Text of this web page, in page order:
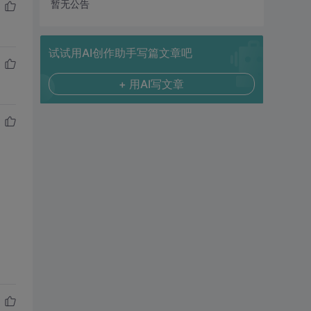
暂无公告
试试用AI创作助手写篇文章吧
+ 用AI写文章